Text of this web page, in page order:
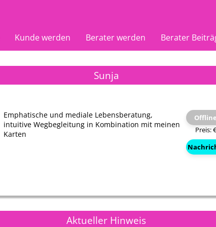
Kunde werden Berater werden Berater
Nuran
PIN: 188
Aradia
PIN:
Sunja
Emphatische und mediale Lebensberatung,
intuitive Wegbegleitung in Kombination mit meinen
Karten
Preis:
Aktueller Hinweis